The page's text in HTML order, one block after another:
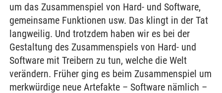
um das Zusammenspiel von Hard- und Software,
gemeinsame Funktionen usw. Das klingt in der Tat
langweilig. Und trotzdem haben wir es bei der
Gestaltung des Zusammenspiels von Hard- und
Software mit Treibern zu tun, welche die Welt
verändern. Früher ging es beim Zusammenspiel um
merkwürdige neue Artefakte – Software nämlich –